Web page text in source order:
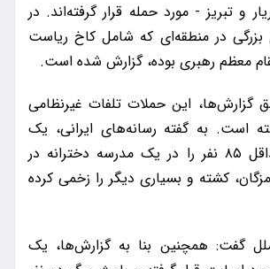
و تبریز - مورد حمله قرار گرفته‌اند. در
بزرگی در منطقه‌ای که شامل کاخ ریاست
معظم رهبری بوده، گزارش شده است.
گزارش‌ها، این حملات تلفات غیرنظامی
است. به گفته رسانه‌های ایرانی، یک
حمله هوایی، حداقل ۸۵ نفر را در یک مدرسه دخترانه در
کشته و بسیاری دیگر را زخمی کرده
گفت: همچنین بنا به گزارش‌ها، یک